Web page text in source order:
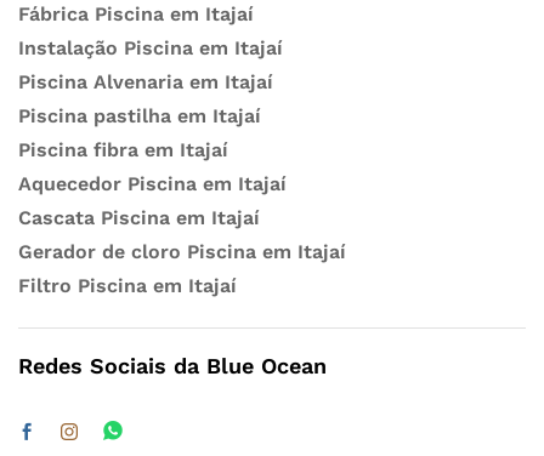
Fábrica Piscina em Itajaí
Instalação Piscina em Itajaí
Piscina Alvenaria em Itajaí
Piscina pastilha em Itajaí
Piscina fibra em Itajaí
Aquecedor Piscina em Itajaí
Cascata Piscina em Itajaí
Gerador de cloro Piscina em Itajaí
Filtro Piscina em Itajaí
Redes Sociais da Blue Ocean